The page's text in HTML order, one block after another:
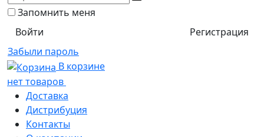
Запомнить меня
Регистрация
Забыли пароль
В корзине
нет товаров
Доставка
Дистрибуция
Контакты